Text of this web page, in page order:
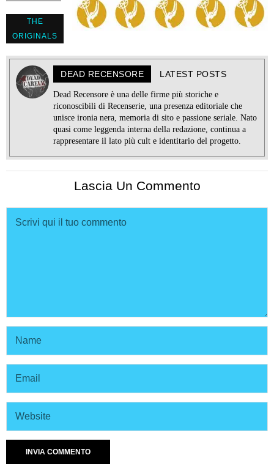
THE
ORIGINALS
DEAD RECENSORE LATEST POSTS
Dead Recensore è una delle firme più storiche e
riconoscibili di Recenserie, una presenza editoriale che
unisce ironia nera, memoria di sito e passione seriale. Nato
quasi come leggenda interna della redazione, continua a
rappresentare il lato più cult e identitario del progetto.
Lascia Un Commento